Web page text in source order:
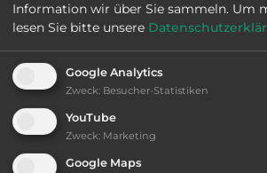
Telefon: 0034950
bis 15,- Euro
Information wir über Sie sammeln. Um
lesen Sie bitte unsere
Google Analytics
Zweck: Besucher-Statistiken
YouTube
Zweck: Marketing
Google Maps